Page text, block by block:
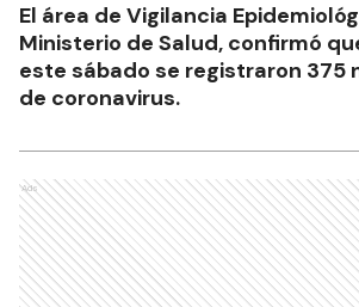
El área de Vigilancia
Ministerio de Salud, confirmó
este sábado se registraron 375
de coronavirus.
Ads